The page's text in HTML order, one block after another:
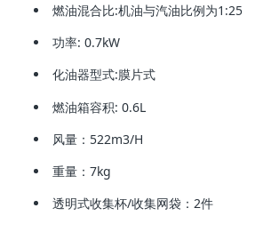
燃油混合比:机油与汽油比例为1:25
功率: 0.7kW
化油器型式:膜片式
燃油箱容积: 0.6L
风量：522m3/H
重量：7kg
透明式收集杯/收集网袋：2件